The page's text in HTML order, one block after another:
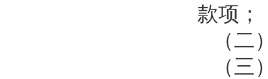
款项；
（
（